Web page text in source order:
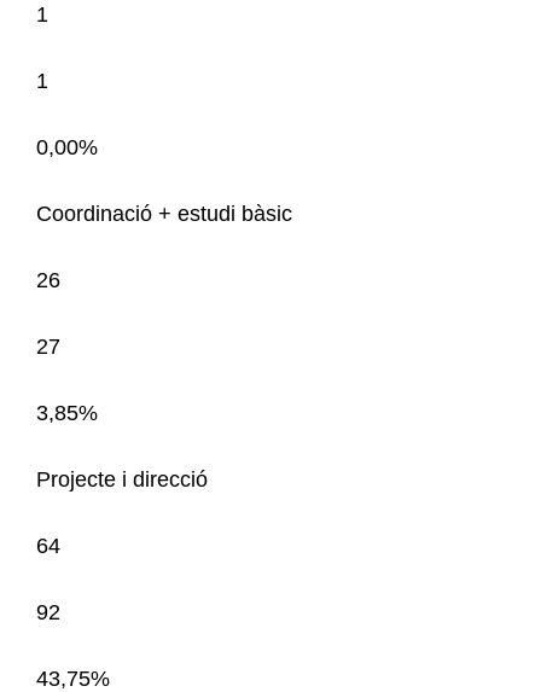
1
1
0,00%
Coordinació + estudi bàsic
26
27
3,85%
Projecte i direcció
64
92
43,75%